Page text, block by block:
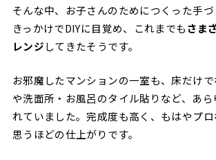
そんな中、お子さんのためにつくった手
きっかけでDIYに目覚め、これまでもさま
レンジしてきたそうです。
お邪魔したマンションの一室も、床だけ
や洗面所・お風呂のタイル貼りなど、あら
れていました。完成度も高く、もはやプ
思うほどの仕上がりです。